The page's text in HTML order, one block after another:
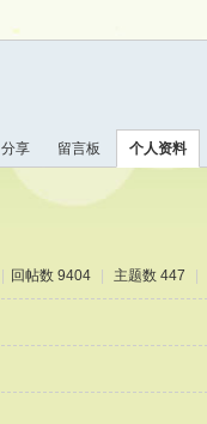
分享 留言板 个人资料
回帖数 9404 主题数 447